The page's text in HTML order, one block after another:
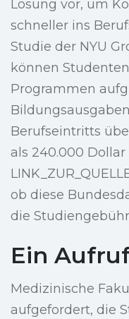
Lösung vor, um
schneller ins
Studie der NYU
können
Programmen
Berufseintritts
als 240.000
ob diese
die
Ein
Medizinische
aufgefordert, die